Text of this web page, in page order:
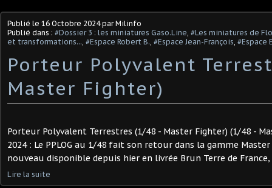
Publié le 16 Octobre 2024par Milinfo
Publié dans : #Dossier 3 : les miniatures Gaso.Line, #Les miniatures de
et transformations..., #Espace Robert B., #Espace Jean-François, #Espace
Porteur Polyvalent
Master Fighter)
Porteur Polyvalent Terrestres (1/48 - Master Fighter) (1/48 -
2024 : Le PPLOG au 1/48 fait son retour dans la gamme
nouveau disponible depuis hier en livrée Brun Terre de
Lire la suite